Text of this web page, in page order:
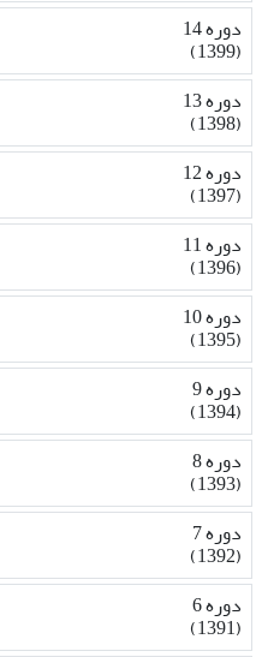
دوره 14
(1399)
دوره 13
(1398)
دوره 12
(1397)
دوره 11
(1396)
دوره 10
(1395)
دوره 9
(1394)
دوره 8
(1393)
دوره 7
(1392)
دوره 6
(1391)